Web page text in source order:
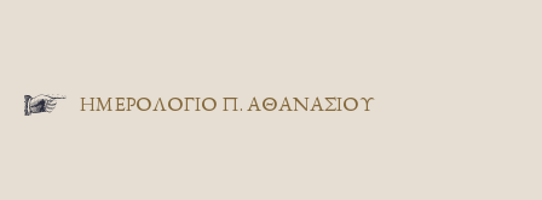
ΗΜΕΡΟΛΟΓΙΟ Π. ΑΘΑΝΑΣΙΟΥ